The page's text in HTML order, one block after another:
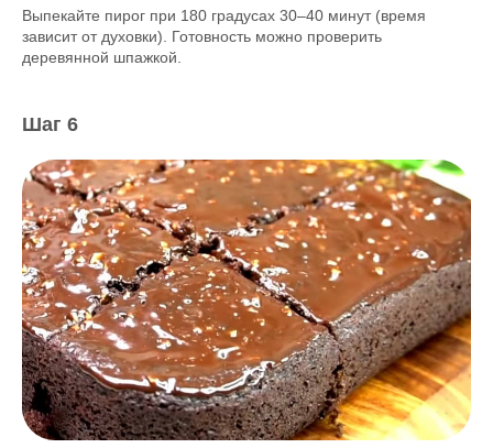
Выпекайте пирог при 180 градусах 30–40 минут (время
зависит от духовки). Готовность можно проверить
деревянной шпажкой.
Шаг 6